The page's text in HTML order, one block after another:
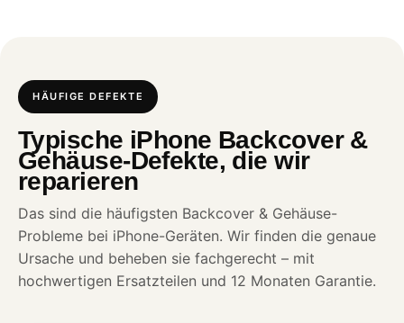
HÄUFIGE DEFEKTE
Typische iPhone Backcover &
Gehäuse-Defekte, die wir
reparieren
Das sind die häufigsten Backcover & Gehäuse-
Probleme bei iPhone-Geräten. Wir finden die genaue
Ursache und beheben sie fachgerecht – mit
hochwertigen Ersatzteilen und 12 Monaten Garantie.